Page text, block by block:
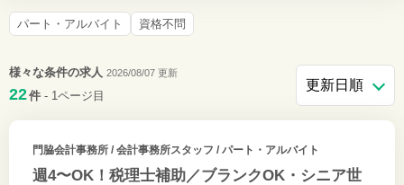
パート・アルバイト 資格不問
様々な条件の求人 2026/08/07 更新
22件 - 1ページ目
門脇会計事務所/ 会計事務所スタッフ / パート・アルバイト
週4〜OK！税理士補助／ブランクOK・シニア世